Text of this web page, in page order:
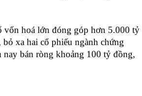
hoá lớn đóng góp hơn 5.000 tỷ
xa hai cổ phiếu ngành chứng
bán ròng khoảng 100 tỷ đồng,